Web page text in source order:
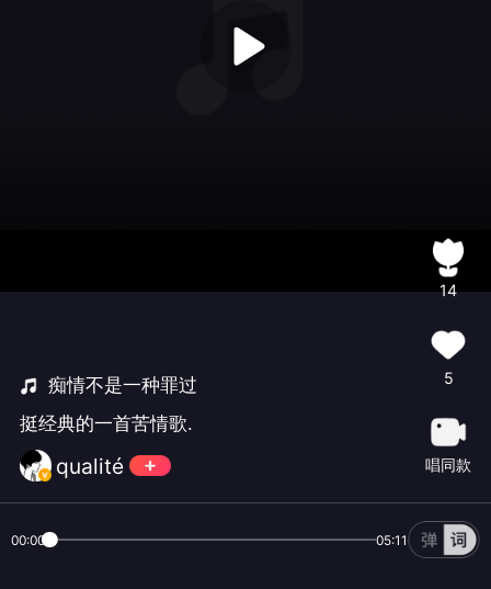
痴情不是一种罪过
挺经典的一首苦情歌.
qualité
14
5
唱同款
00:00 05:11